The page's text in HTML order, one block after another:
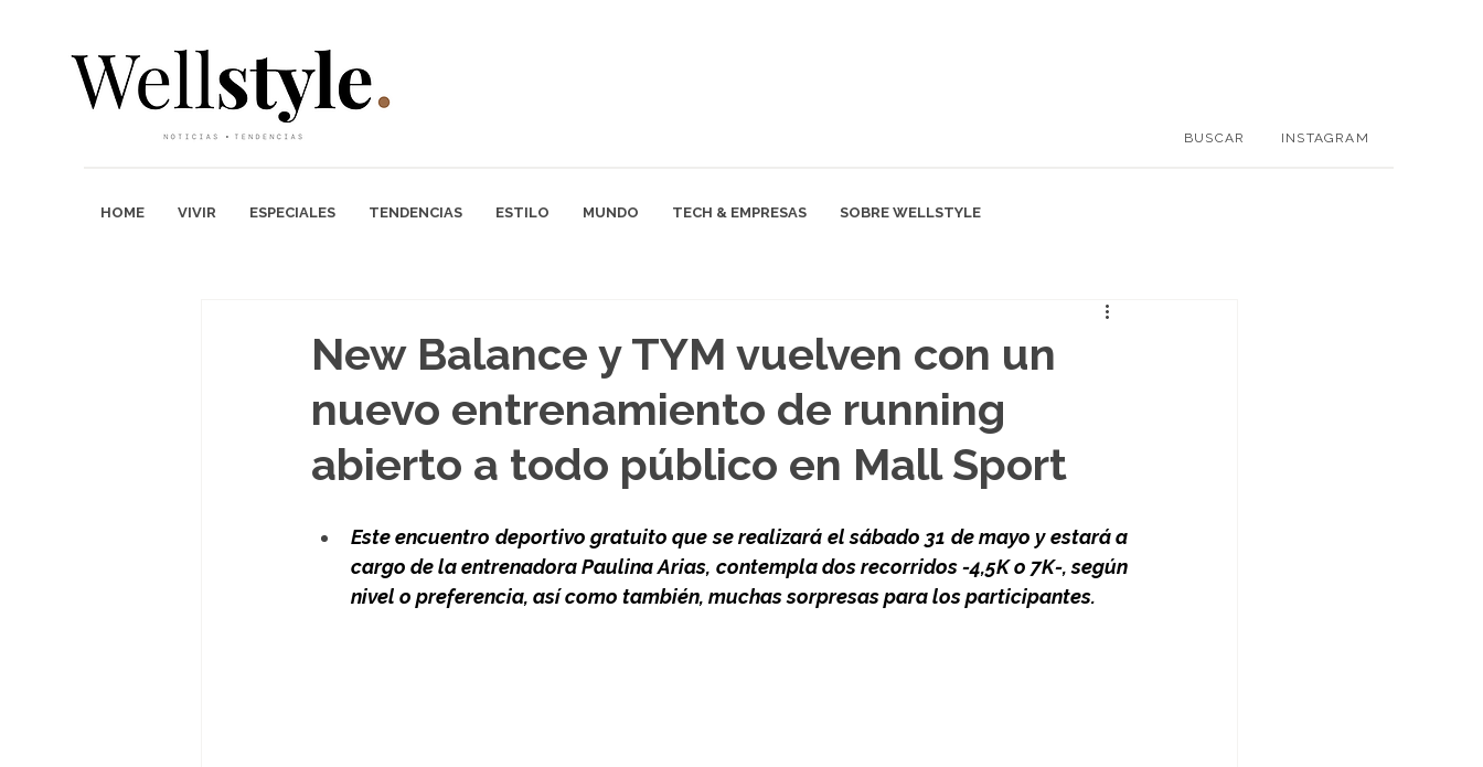
BUSCAR INSTAGRAM
HOME VIVIR ESPECIALES TENDENCIAS ESTILO MUNDO TECH & EMPRESAS SOBRE WELLSTYLE
New Balance y TYM vuelven con un
nuevo entrenamiento de running
abierto a todo público en Mall Sport
Este encuentro deportivo gratuito que se realizará el sábado 31 de mayo y estará a
cargo de la entrenadora Paulina Arias, contempla dos recorridos -4,5K o 7K-, según
nivel o preferencia, así como también, muchas sorpresas para los participantes.